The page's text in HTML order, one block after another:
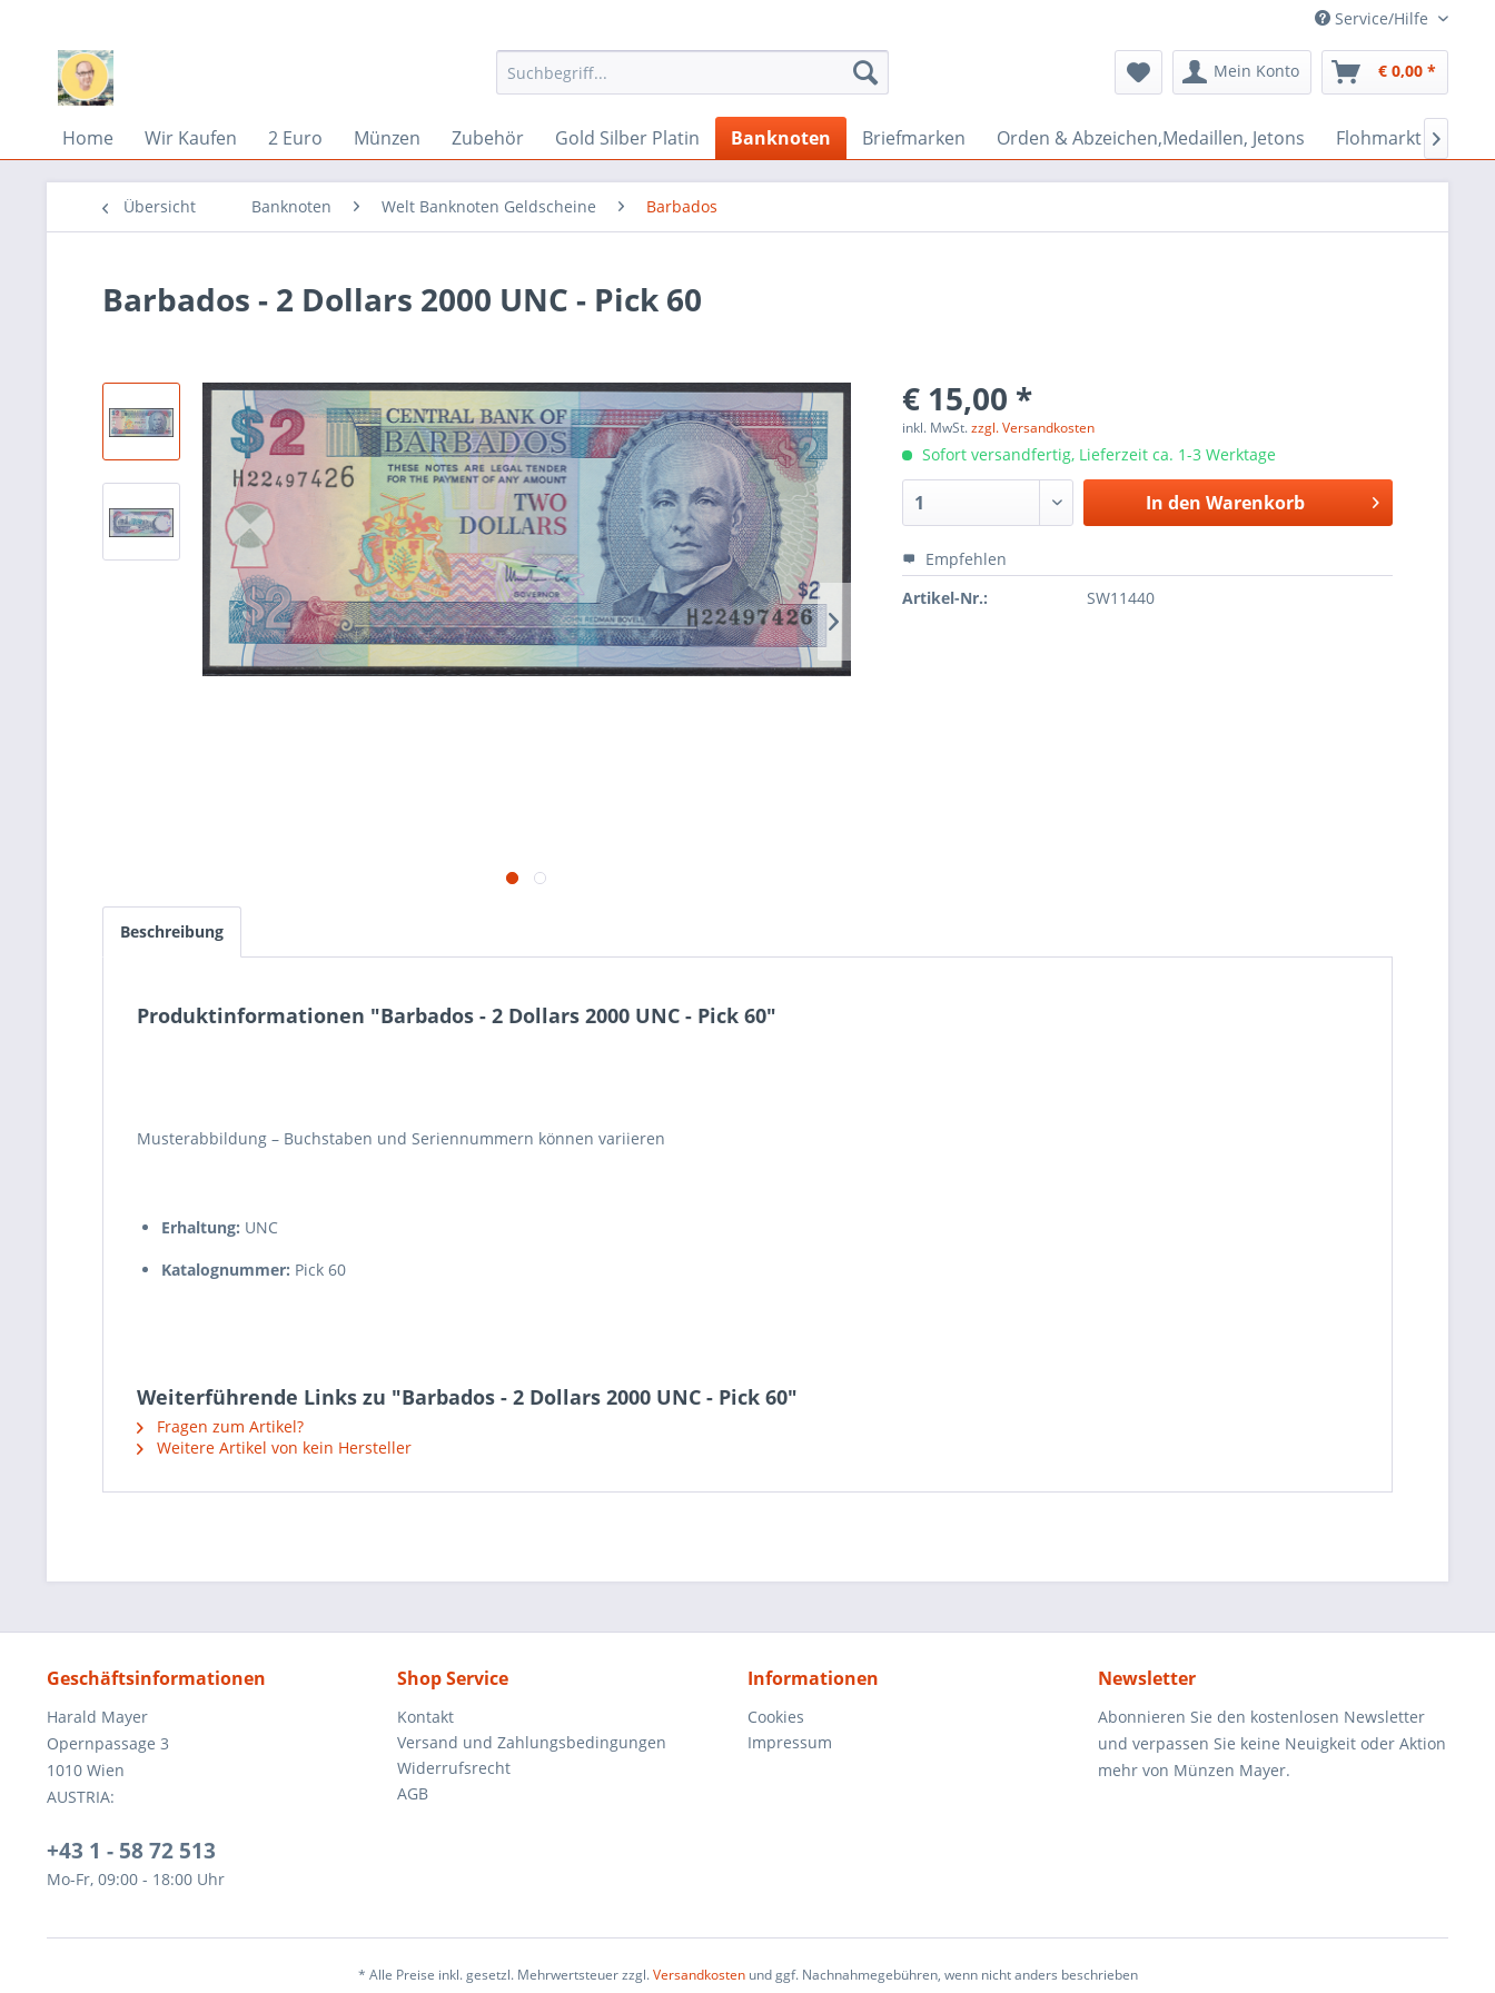
Service/Hilfe
Mein Konto € 0,00 *
Home Wir Kaufen 2 Euro Münzen Zubehör Gold Silber Platin Banknoten Briefmarken Orden & Abzeichen,Medaillen, Jetons Flohmarkt Bazar

Übersicht Banknoten Welt Banknoten Geldscheine Barbados
Barbados - 2 Dollars 2000 UNC - Pick 60
€ 15,00 *
inkl. MwSt.zzgl. Versandkosten
Sofort versandfertig, Lieferzeit ca. 1-3 Werktage
In den Warenkorb
Empfehlen
Artikel-Nr.:
SW11440
Beschreibung
Produktinformationen "Barbados - 2 Dollars 2000 UNC - Pick 60"
Musterabbildung – Buchstaben und Seriennummern können variieren
Erhaltung: UNC
Katalognummer: Pick 60
Weiterführende Links zu "Barbados - 2 Dollars 2000 UNC - Pick 60"
Fragen zum Artikel?
Weitere Artikel von kein Hersteller
Geschäftsinformationen
Harald Mayer
Opernpassage 3
1010 Wien
AUSTRIA:
+43 1 - 58 72 513
Mo-Fr, 09:00 - 18:00 Uhr
Shop Service
Kontakt
Versand und Zahlungsbedingungen
Widerrufsrecht
AGB
Informationen
Cookies
Impressum
Newsletter
Abonnieren Sie den kostenlosen Newsletter
und verpassen Sie keine Neuigkeit oder Aktion
mehr von Münzen Mayer.
* Alle Preise inkl. gesetzl. Mehrwertsteuer zzgl.Versandkostenund ggf. Nachnahmegebühren, wenn nicht anders beschrieben